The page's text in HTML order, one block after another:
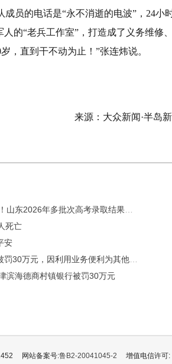
员的电话是“永不消逝的电波”，24小
的“老兵工作室”，打造成了义务维修
，直到干不动为止！”张连炜说。
来源：大众新闻·半岛
死亡
安
滨海德商村镇银行被罚30万元
网站备案号:鲁B2-20041045-2 增值电信许可